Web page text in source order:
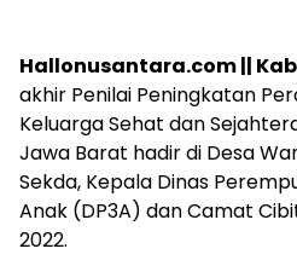
Hallonusantara.com ||
akhir Penilai Peningkatan
Keluarga Sehat dan
Jawa Barat hadir di Desa
Sekda, Kepala Dinas
Anak (DP3A) dan Camat
2022.